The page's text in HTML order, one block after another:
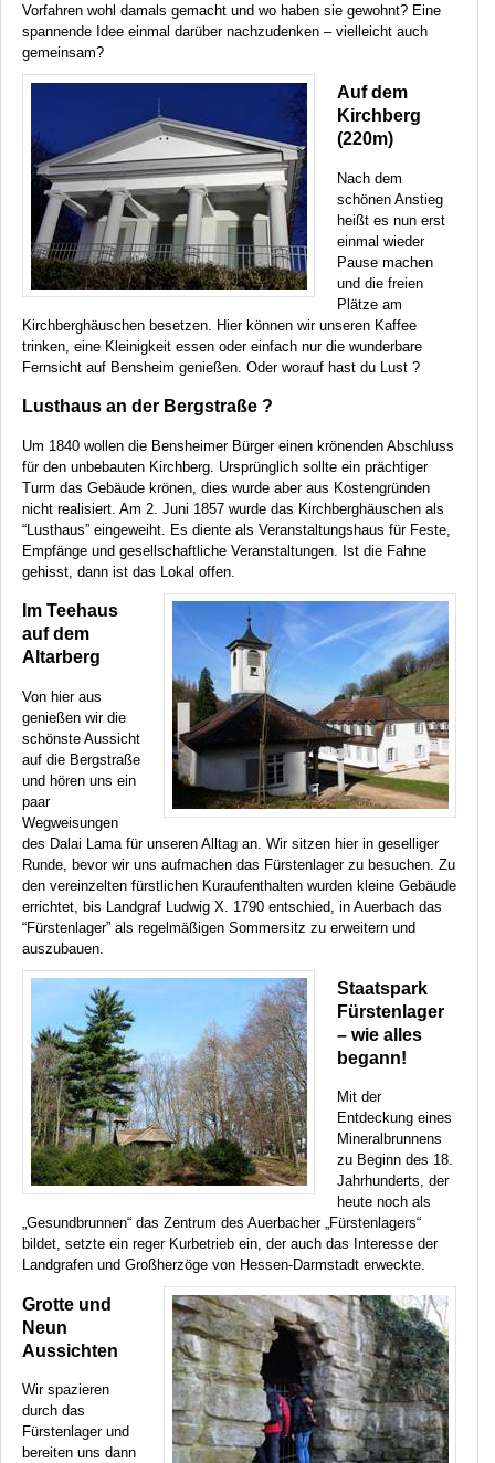
Vorfahren wohl damals gemacht und wo haben sie gewohnt? Eine
spannende Idee einmal darüber nachzudenken – vielleicht auch
gemeinsam?
Auf dem
Kirchberg
(220m)
Nach dem
schönen Anstieg
heißt es nun erst
einmal wieder
Pause machen
und die freien
Plätze am
Kirchberghäuschen besetzen. Hier können wir unseren Kaffee
trinken, eine Kleinigkeit essen oder einfach nur die wunderbare
Fernsicht auf Bensheim genießen. Oder worauf hast du Lust ?
Lusthaus an der Bergstraße ?
Um 1840 wollen die Bensheimer Bürger einen krönenden Abschluss
für den unbebauten Kirchberg. Ursprünglich sollte ein prächtiger
Turm das Gebäude krönen, dies wurde aber aus Kostengründen
nicht realisiert. Am 2. Juni 1857 wurde das Kirchberghäuschen als
“Lusthaus” eingeweiht. Es diente als Veranstaltungshaus für Feste,
Empfänge und gesellschaftliche Veranstaltungen. Ist die Fahne
gehisst, dann ist das Lokal offen.
Im Teehaus
auf dem
Altarberg
Von hier aus
genießen wir die
schönste Aussicht
auf die Bergstraße
und hören uns ein
paar
Wegweisungen
des Dalai Lama für unseren Alltag an. Wir sitzen hier in geselliger
Runde, bevor wir uns aufmachen das Fürstenlager zu besuchen. Zu
den vereinzelten fürstlichen Kuraufenthalten wurden kleine Gebäude
errichtet, bis Landgraf Ludwig X. 1790 entschied, in Auerbach das
“Fürstenlager” als regelmäßigen Sommersitz zu erweitern und
auszubauen.
Staatspark
Fürstenlager
– wie alles
begann!
Mit der
Entdeckung eines
Mineralbrunnens
zu Beginn des 18.
Jahrhunderts, der
heute noch als
„Gesundbrunnen“ das Zentrum des Auerbacher „Fürstenlagers“
bildet, setzte ein reger Kurbetrieb ein, der auch das Interesse der
Landgrafen und Großherzöge von Hessen-Darmstadt erweckte.
Grotte und
Neun
Aussichten
Wir spazieren
durch das
Fürstenlager und
bereiten uns dann